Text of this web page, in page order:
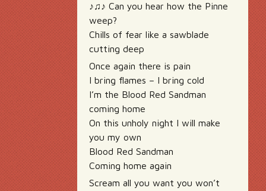
♪♫♪ Can you hear how the Pinne
weep?
Chills of fear like a sawblade
cutting deep
Once again there is pain
I bring flames – I bring cold
I’m the Blood Red Sandman
coming home
On this unholy night I will make
you my own
Blood Red Sandman
Coming home again
Scream all you want you won’t